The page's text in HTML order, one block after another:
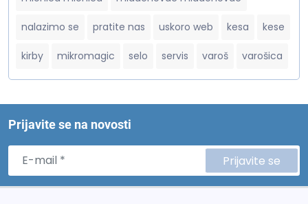
nalazimo se pratite nas uskoro web kesa kese
kirby mikromagic selo servis varoš varošica
Prijavite se na novosti
Prijavite se